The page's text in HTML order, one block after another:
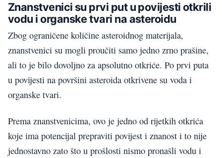
Znanstvenici su prvi put u povijesti otkrili
vodu i organske tvari na asteroidu
Zbog ograničene količine asteroidnog materijala,
znanstvenici su mogli proučiti samo jedno zrno prašine,
ali to je bilo dovoljno za apsolutno otkriće. Po prvi puta
u povijesti na površini asteroida otkrivene su voda i
organske tvari.
Prema znanstvenicima, ovo je jedno od rijetkih otkrića
koje ima potencijal prepraviti povijest i znanost i to nije
jednostavno zato što u prošlosti nismo pronašli vodu i